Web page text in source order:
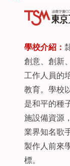
學校介紹：
創意、創新
工作人員的
教育。學校
是和平的種
施設備資源
業界知名歌
製作人前來
標。